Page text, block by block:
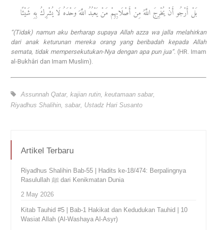
بَلْ أَرْجُو أَنْ يُخْرِجَ اللَّهُ مِنْ أَصْلَابِهِمْ مَنْ يَعْبُدُ اللَّهَ وَحْدَهُ لَا يُشْرِكُ بِهِ شَيْئًا
“(Tidak) namun aku berharap supaya Allah azza wa jalla melahirkan
dari anak keturunan mereka orang yang beribadah kepada Allah
semata, tidak mempersekutukan-Nya dengan apa pun jua”. (HR. Imam
al-Bukhâri dan Imam Muslim).
Assunnah Qatar,kajian rutin ,keutamaan sabar,
Riyadhus Shalihin ,sabar, Ustadz Hari Susanto
Artikel Terbaru
Riyadhus Shalihin Bab-55 | Hadits ke-18/474: Berpalingnya
Rasulullah ﷺ dari Kenikmatan Dunia
2 May 2026
Kitab Tauhid #5 | Bab-1 Hakikat dan Kedudukan Tauhid | 10
Wasiat Allah (Al-Washaya Al-Asyr)